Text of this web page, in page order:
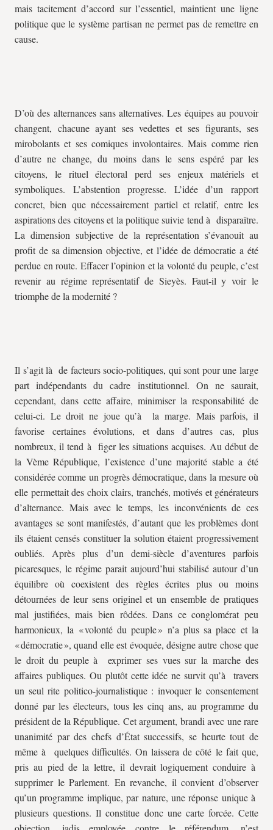
mais tacitement d’accord sur l’essentiel, maintient une ligne
politique que le système partisan ne permet pas de remettre en
cause.
D’où des alternances sans alternatives. Les équipes au pouvoir
changent, chacune ayant ses vedettes et ses figurants, ses
mirobolants et ses comiques involontaires. Mais comme rien
d’autre ne change, du moins dans le sens espéré par les
citoyens, le rituel électoral perd ses enjeux matériels et
symboliques. L’abstention progresse. L’idée d’un rapport
concret, bien que nécessairement partiel et relatif, entre les
aspirations des citoyens et la politique suivie tend à disparaître.
La dimension subjective de la représentation s’évanouit au
profit de sa dimension objective, et l’idée de démocratie a été
perdue en route. Effacer l’opinion et la volonté du peuple, c’est
revenir au régime représentatif de Sieyès. Faut-il y voir le
triomphe de la modernité ?
Il s’agit là de facteurs socio-politiques, qui sont pour une large
part indépendants du cadre institutionnel. On ne saurait,
cependant, dans cette affaire, minimiser la responsabilité de
celui-ci. Le droit ne joue qu’à la marge. Mais parfois, il
favorise certaines évolutions, et dans d’autres cas, plus
nombreux, il tend à figer les situations acquises. Au début de
la Vème République, l’existence d’une majorité stable a été
considérée comme un progrès démocratique, dans la mesure où
elle permettait des choix clairs, tranchés, motivés et générateurs
d’alternance. Mais avec le temps, les inconvénients de ces
avantages se sont manifestés, d’autant que les problèmes dont
ils étaient censés constituer la solution étaient progressivement
oubliés. Après plus d’un demi-siècle d’aventures parfois
picaresques, le régime parait aujourd’hui stabilisé autour d’un
équilibre où coexistent des règles écrites plus ou moins
détournées de leur sens originel et un ensemble de pratiques
mal justifiées, mais bien rôdées. Dans ce conglomérat peu
harmonieux, la « volonté du peuple » n’a plus sa place et la
« démocratie », quand elle est évoquée, désigne autre chose que
le droit du peuple à exprimer ses vues sur la marche des
affaires publiques. Ou plutôt cette idée ne survit qu’à travers
un seul rite politico-journalistique : invoquer le consentement
donné par les électeurs, tous les cinq ans, au programme du
président de la République. Cet argument, brandi avec une rare
unanimité par des chefs d’État successifs, se heurte tout de
même à quelques difficultés. On laissera de côté le fait que,
pris au pied de la lettre, il devrait logiquement conduire à
supprimer le Parlement. En revanche, il convient d’observer
qu’un programme implique, par nature, une réponse unique à
plusieurs questions. Il constitue donc une carte forcée. Cette